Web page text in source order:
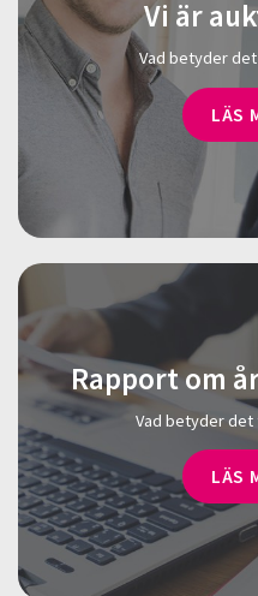
Vi är
Vad betyder
LÄS
Rapport om
Vad betyder det
LÄS